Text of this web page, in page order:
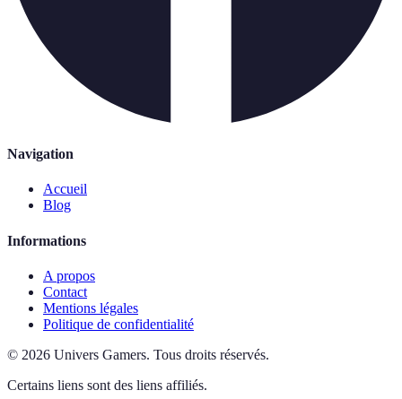
Navigation
Accueil
Blog
Informations
A propos
Contact
Mentions légales
Politique de confidentialité
© 2026 Univers Gamers. Tous droits réservés.
Certains liens sont des liens affiliés.